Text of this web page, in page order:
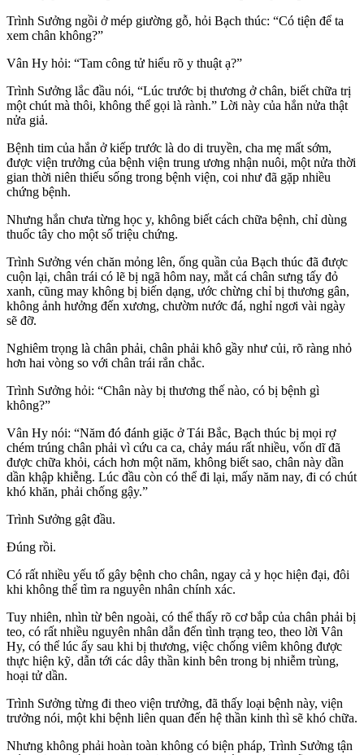
Trình Sưởng ngồi ở mép giường gỗ, hỏi Bạch thúc: “Có tiện để ta
xem chân không?”
Vân Hy hỏi: “Tam công tử hiểu rõ y thuật ạ?”
Trình Sưởng lắc đầu nói, “Lúc trước bị thương ở chân, biết chữa trị
một chút mà thôi, không thể gọi là rành.” Lời này của hắn nửa thật
nửa giả.
Bệnh tim của hắn ở kiếp trước là do di truyền, cha mẹ mất sớm,
được viện trưởng của bệnh viện trung ương nhận nuôi, một nửa thời
gian thời niên thiếu sống trong bệnh viện, coi như đã gặp nhiều
chứng bệnh.
Nhưng hắn chưa từng học y, không biết cách chữa bệnh, chỉ dùng
thuốc tây cho một số triệu chứng.
Trình Sưởng vén chăn mỏng lên, ống quần của Bạch thúc đã được
cuộn lại, chân trái có lẽ bị ngã hôm nay, mắt cá chân sưng tấy đỏ
xanh, cũng may không bị biến dạng, ước chừng chỉ bị thương gân,
không ảnh hưởng đến xương, chườm nước đá, nghỉ ngơi vài ngày
sẽ đỡ.
Nghiêm trọng là chân phải, chân phải khô gầy như củi, rõ ràng nhỏ
hơn hai vòng so với chân trái rắn chắc.
Trình Sưởng hỏi: “Chân này bị thương thế nào, có bị bệnh gì
không?”
Vân Hy nói: “Năm đó đánh giặc ở Tái Bắc, Bạch thúc bị mọi rợ
chém trúng chân phải vì cứu ca ca, chảy máu rất nhiều, vốn dĩ đã
được chữa khỏi, cách hơn một năm, không biết sao, chân này dần
dần khập khiễng. Lúc đầu còn có thể đi lại, mấy năm nay, đi có chút
khó khăn, phải chống gậy.”
Trình Sưởng gật đầu.
Đúng rồi.
Có rất nhiều yếu tố gây bệnh cho chân, ngay cả y học hiện đại, đôi
khi không thể tìm ra nguyên nhân chính xác.
Tuy nhiên, nhìn từ bên ngoài, có thể thấy rõ cơ bắp của chân phải bị
teo, có rất nhiều nguyên nhân dẫn đến tình trạng teo, theo lời Vân
Hy, có thể lúc ấy sau khi bị thương, việc chống viêm không được
thực hiện kỹ, dẫn tới các dây thần kinh bên trong bị nhiễm trùng,
hoại tử dần.
Trình Sưởng từng đi theo viện trưởng, đã thấy loại bệnh này, viện
trưởng nói, một khi bệnh liên quan đến hệ thần kinh thì sẽ khó chữa.
Nhưng không phải hoàn toàn không có biện pháp, Trình Sưởng tận